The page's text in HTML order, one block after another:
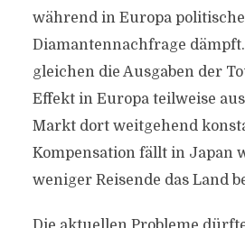
während in Europa
Diamantennachfrage
gleichen die Ausgaben der
Effekt in Europa teilweise
Markt dort weitgehend
Kompensation fällt in Japan
weniger Reisende das Land